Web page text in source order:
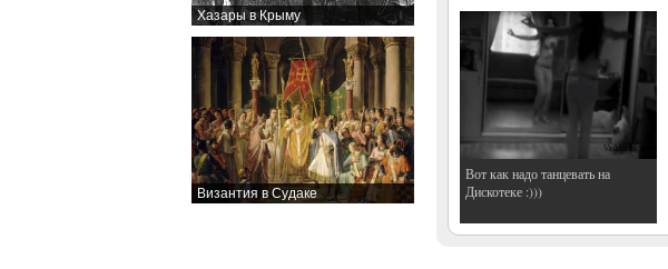
Хазары в Крыму
Византия в Судаке
Вот как надо танцевать на
Дискотеке :)))